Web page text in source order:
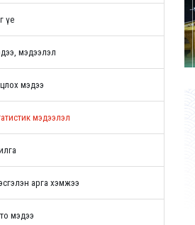
үе
мэдээлэл
мэдээ
мэдээлэл
арга хэмжээ
мэдээ